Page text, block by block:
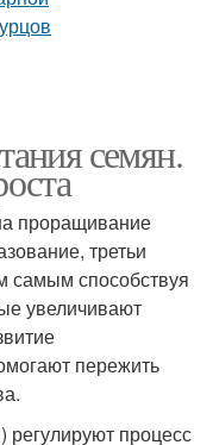
семян.
проращивание
третьи
самым способствуя
увеличивают
пережить
процесс